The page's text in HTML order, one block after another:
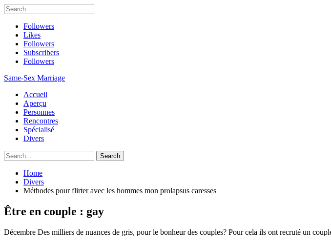
Followers
Likes
Followers
Subscribers
Followers
Same-Sex Marriage
Accueil
Aperçu
Personnes
Rencontres
Spécialisé
Divers
Home
Divers
Méthodes pour flirter avec les hommes mon prolapsus caresses
Être en couple : gay
Décembre Des milliers de nuances de gris, pour le bonheur des couples? Pour cela ils ont recruté un